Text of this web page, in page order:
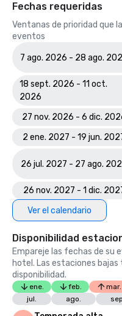
Fechas requeridas
Ventanas de prioridad que
eventos
7 ago. 2026 - 28 ago.
18 sept. 2026 - 11 oct.
2026
27 nov. 2026 - 6 dic.
2 ene. 2027 - 19 jun.
26 jul. 2027 - 27 ago.
26 nov. 2027 - 1 dic.
Ver el calendario
Disponibilidad
Empareje las fechas de su
hotel. Las estaciones
disponibilidad.
ene. feb. mar.
jul.
ago.